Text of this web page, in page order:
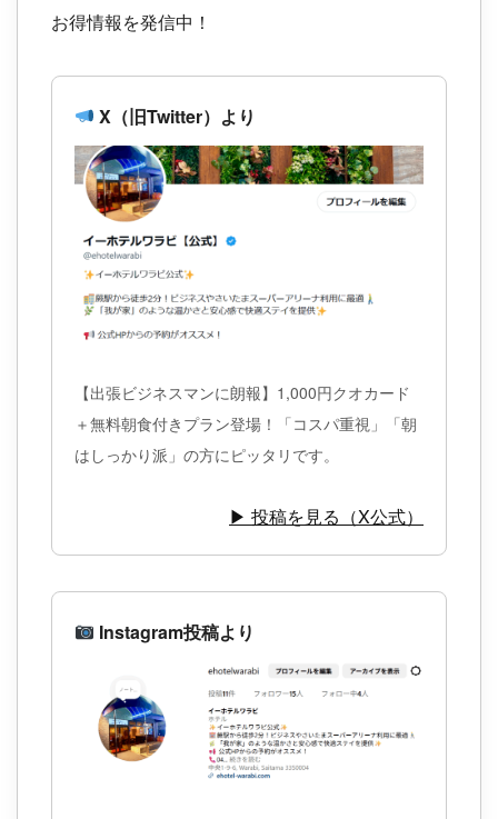
お得情報を発信中！
X（旧Twitter）より
【出張ビジネスマンに朗報】1,000円クオカード
＋無料朝食付きプラン登場！「コスパ重視」「朝
はしっかり派」の方にピッタリです。
▶ 投稿を見る（X公式）
Instagram投稿より